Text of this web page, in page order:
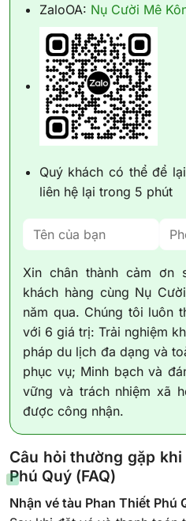
ZaloOA: Nụ Cười Mê
Quý khách có thể để
liên hệ lại trong 5 phút
Xin chân thành cảm ơn
khách hàng cùng Nụ
năm qua. Chúng tôi luôn
với 6 giá trị: Trải nghiệm
pháp du lịch đa dạng và
phục vụ; Minh bạch và
vững và trách nhiệm xã
được công nhận.
Câu hỏi thường gặp
Phú Quý (FAQ)
Nhận vé tàu Phan Thiết Phú